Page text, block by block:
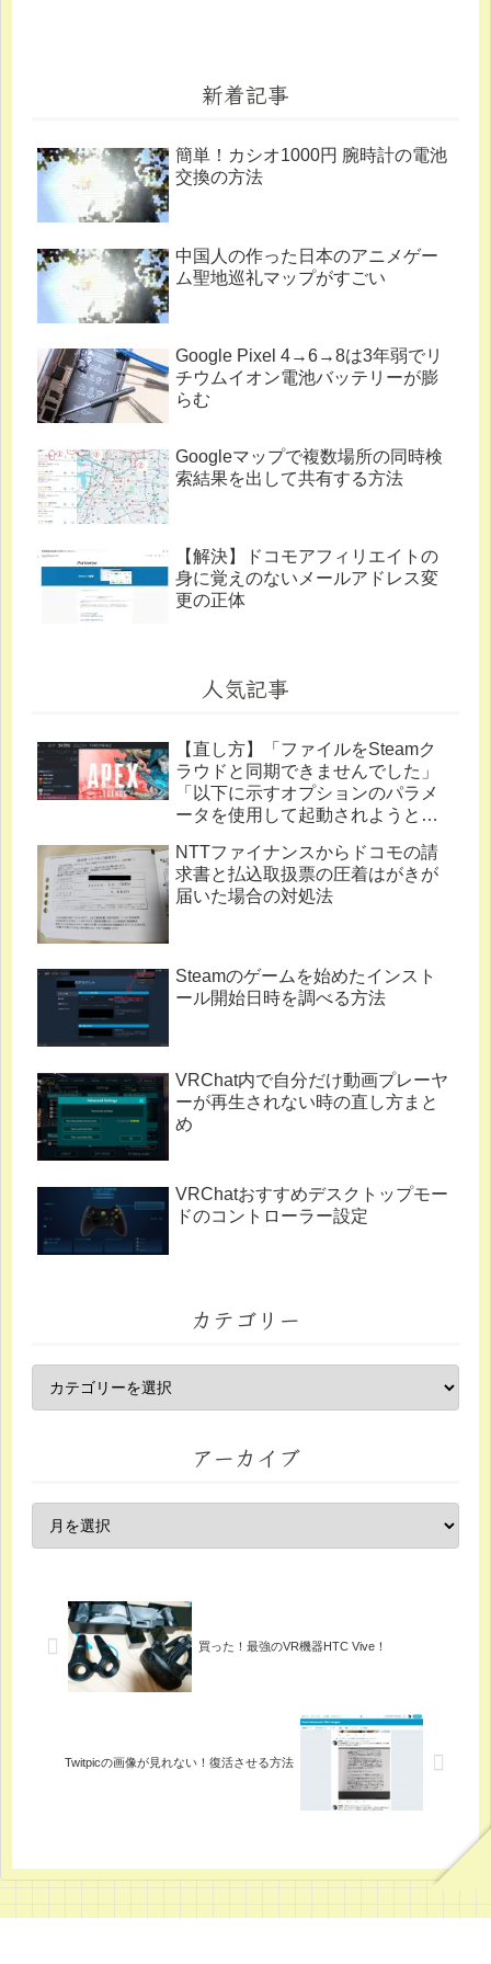
新着記事
簡単！カシオ1000円 腕時計の電池
交換の方法
中国人の作った日本のアニメゲー
ム聖地巡礼マップがすごい
Google Pixel 4→6→8は3年弱でリ
チウムイオン電池バッテリーが膨
らむ
Googleマップで複数場所の同時検
索結果を出して共有する方法
【解決】ドコモアフィリエイトの
身に覚えのないメールアドレス変
更の正体
人気記事
【直し方】「ファイルをSteamク
ラウドと同期できませんでした」
「以下に示すオプションのパラメ
ータを使用して起動されようとし
NTTファイナンスからドコモの請
求書と払込取扱票の圧着はがきが
届いた場合の対処法
Steamのゲームを始めたインスト
ール開始日時を調べる方法
VRChat内で自分だけ動画プレーヤ
ーが再生されない時の直し方まと
め
VRChatおすすめデスクトップモー
ドのコントローラー設定
カテゴリー
アーカイブ
買った！最強のVR機器HTC Vive！
Twitpicの画像が見れない！復活させる方法